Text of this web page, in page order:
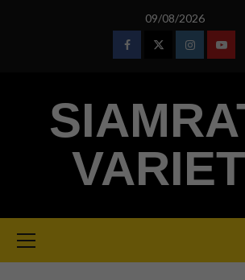
09/08/2026
FacebookTwitterInstagram
Menu